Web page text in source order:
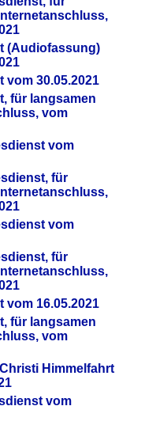
(Audiofassung)
vom 30.05.2021
für langsamen
vom
vom
für
vom
für
vom 16.05.2021
für langsamen
vom
Himmelfahrt
vom